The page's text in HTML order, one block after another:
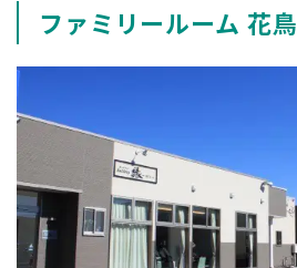
ファミリールーム 花鳥